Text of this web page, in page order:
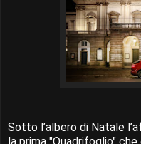
Sotto l’albero di Natale
la prima "Quadrifoglio"